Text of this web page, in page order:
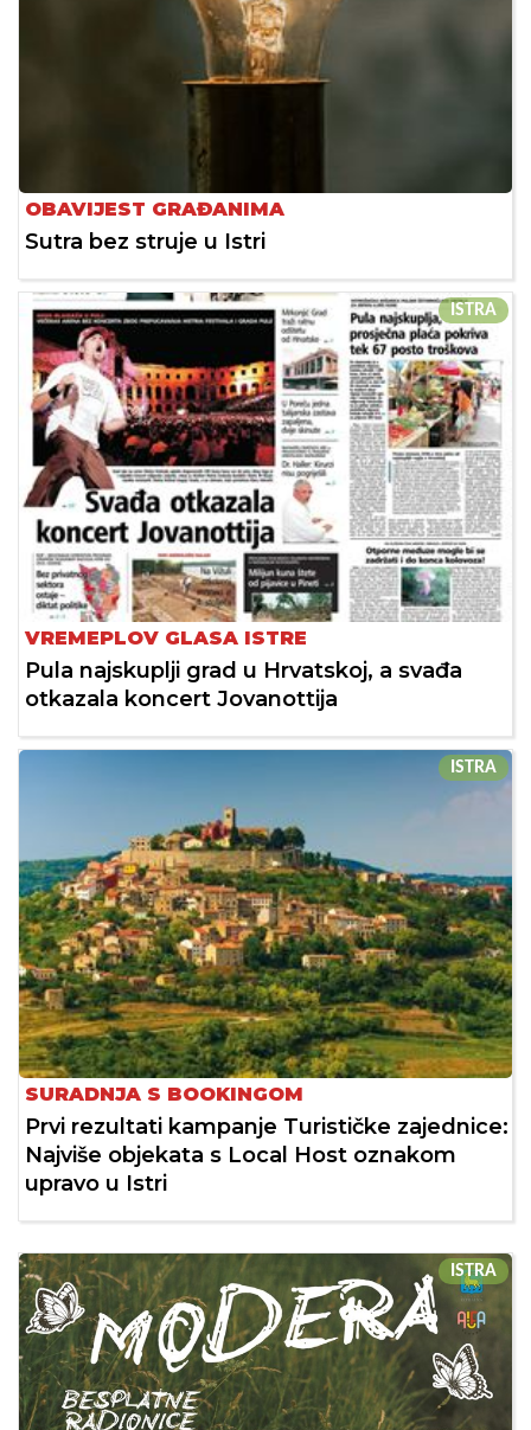
OBAVIJEST GRAĐANIMA
Sutra bez struje u Istri
ISTRA
VREMEPLOV GLASA ISTRE
Pula najskuplji grad u Hrvatskoj, a svađa
otkazala koncert Jovanottija
ISTRA
SURADNJA S BOOKINGOM
Prvi rezultati kampanje Turističke zajednice:
Najviše objekata s Local Host oznakom
upravo u Istri
ISTRA